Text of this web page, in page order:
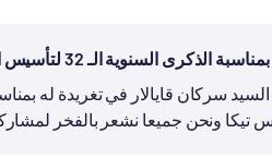
السنوية الـ 32 لتأسيس الوكالة